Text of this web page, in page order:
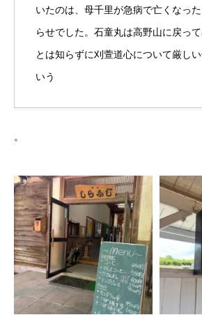
いたのは、母千里が急病で亡くなっ
らせでした。石童丸は高野山に戻っ
とは知らずに刈萱道心について厳し
いう
。